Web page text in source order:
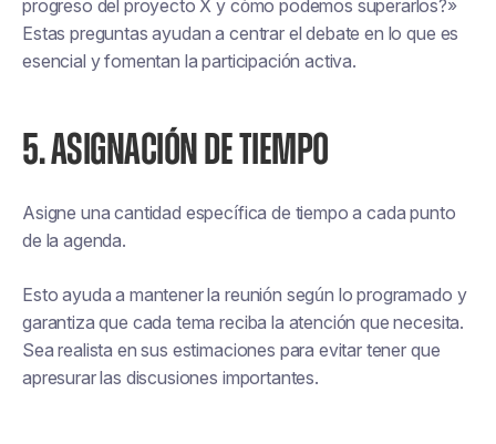
progreso del proyecto X y cómo podemos superarlos?»
Estas preguntas ayudan a centrar el debate en lo que es
esencial y fomentan la participación activa.
5. ASIGNACIÓN DE TIEMPO
Asigne una cantidad específica de tiempo a cada punto
de la agenda.
Esto ayuda a mantener la reunión según lo programado y
garantiza que cada tema reciba la atención que necesita.
Sea realista en sus estimaciones para evitar tener que
apresurar las discusiones importantes.